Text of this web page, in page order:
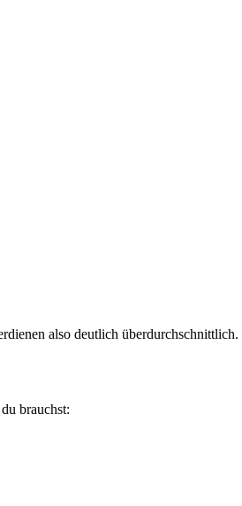
also deutlich überdurchschnittlich.
brauchst: